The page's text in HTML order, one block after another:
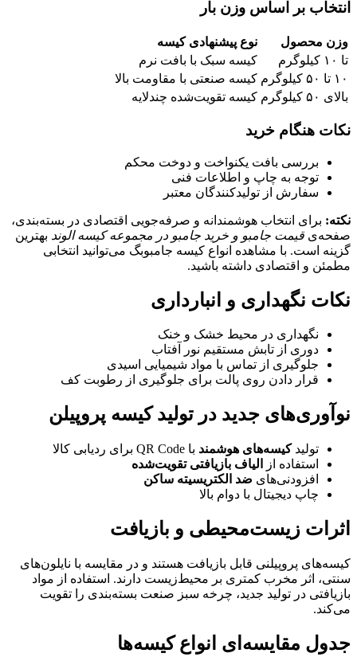
انتخاب بر اساس وزن بار
وزن محصول
نوع پیشنهادی کیسه
تا ۱۰ کیلوگرم
کیسه سبک با بافت نرم
۱۰ تا ۵۰ کیلوگرم
کیسه صنعتی با مقاومت بالا
بالای ۵۰ کیلوگرم
کیسه تقویت‌شده چندلایه
نکات هنگام خرید
بررسی بافت یکنواخت و دوخت محکم
توجه به چاپ و اطلاعات فنی
سفارش از تولیدکنندگان معتبر
نکته: برای انتخاب هوشمندانه و صرفه‌جویی اقتصادی در بسته‌بندی،
صفحه‌ی قیمت جامبو و خرید جامبو در مجموعه کیسه الوند بهترین
گزینه است. با مشاهده انواع کیسه جامبوبگ می‌توانید انتخابی
مطمئن و اقتصادی داشته باشید.
نکات نگهداری و انبارداری
نگهداری در محیط خشک و خنک
دوری از تابش مستقیم نور آفتاب
جلوگیری از تماس با مواد شیمیایی اسیدی
قرار دادن روی پالت برای جلوگیری از رطوبت کف
نوآوری‌های جدید در تولید کیسه پروپیلن
تولیدکیسه‌های هوشمند با QR Code برای ردیابی کالا
استفاده از
الیاف بازیافتی تقویت‌شده
افزودنی‌های ضد الکتریسیته ساکن
چاپ دیجیتال با دوام بالا
اثرات زیست‌محیطی و بازیافت
کیسه‌های پروپیلنی قابل بازیافت هستند و در مقایسه با نایلون‌های
سنتی، اثر مخرب کمتری بر محیط‌زیست دارند. استفاده از مواد
بازیافتی در تولید جدید، چرخه سبز صنعت بسته‌بندی را تقویت
می‌کند.
جدول مقایسه‌ای انواع کیسه‌ها